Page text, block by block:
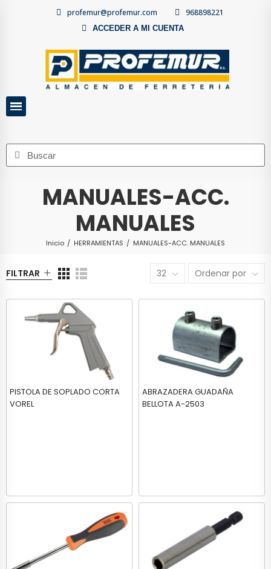
profemur@profemur.com 968898221
ACCEDER A MI CUENTA
MANUALES-ACC.
MANUALES
Inicio HERRAMIENTAS MANUALES-ACC. MANUALES
FILTRAR 32 Ordenar por
PISTOLA DE SOPLADO CORTA
VOREL
ABRAZADERA GUADAÑA
BELLOTA A-2503